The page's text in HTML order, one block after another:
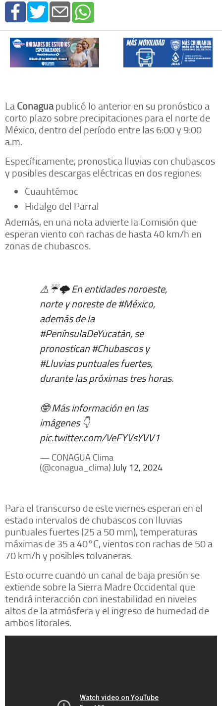
LaConaguapublicó lo anterior en su pronóstico a
corto plazo sobre precipitaciones para el norte de
México, dentro del período entre las 6:00 y 9:00
a.m.
Específicamente, pronostica lluvias con chubascos
y posibles descargas eléctricas en dos regiones:
Cuauhtémoc
Hidalgo del Parral
Además, en una nota advierte la Comisión que
esperan viento con rachas de hasta 40 km/h en
zonas de chubascos.
⚠️☔️🌩️ En entidades noroeste,
norte y noreste de#México,
además de la
#PenínsulaDeYucatán, se
pronostican#Chubascosy
#Lluviaspuntuales fuertes,
durante las próximas tres horas.
🤓 Más información en las
imágenes 👇
pic.twitter.com/VeFYVsYVV1
— CONAGUA Clima
(@conagua_clima) July 12, 2024
Para el transcurso de este viernes esperan en el
estado intervalos de chubascos con lluvias
puntuales fuertes (25 a 50 mm), temperaturas
máximas de 35 a 40°C, vientos con rachas de 50 a
70 km/h y posibles tolvaneras.
Esto ocurre cuando un canal de baja presión se
extiende sobre la Sierra Madre Occidental que
tendrá interacción con inestabilidad en niveles
altos de la atmósfera y el ingreso de humedad de
ambos litorales.